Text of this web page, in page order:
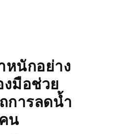
หนักอย่าง
งมือช่วย
การลดน้ำ
น